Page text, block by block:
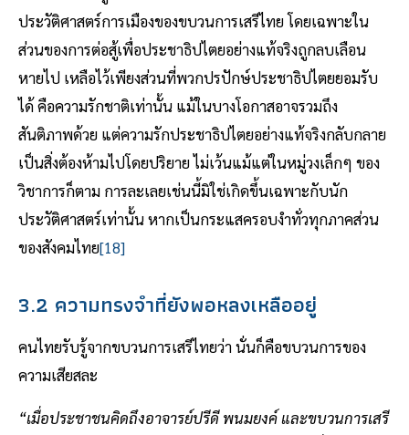
ประวัติศาสตร์การเมืองของขบวนการเสรีไทย โดยเฉพาะใน
ส่วนของการต่อสู้เพื่อประชาธิปไตยอย่างแท้จริงถูกลบเลือน
หายไป เหลือไว้เพียงส่วนที่พวกปรปักษ์ประชาธิปไตยยอมรับ
ได้ คือความรักชาติเท่านั้น แม้ในบางโอกาสอาจรวมถึง
สันติภาพด้วย แต่ความรักประชาธิปไตยอย่างแท้จริงกลับกลาย
เป็นสิ่งต้องห้ามไปโดยปริยาย ไม่เว้นแม้แต่ในหมู่วงเล็กๆ ของ
วิชาการก็ตาม การละเลยเช่นนี้มิใช่เกิดขึ้นเฉพาะกับนัก
ประวัติศาสตร์เท่านั้น หากเป็นกระแสครอบงำทั่วทุกภาคส่วน
ของสังคมไทย[18]
3.2 ความทรงจำที่ยังพอหลงเหลืออยู่
คนไทยรับรู้จากขบวนการเสรีไทยว่า นั่นก็คือขบวนการของ
ความเสียสละ
“เมื่อประชาชนคิดถึงอาจารย์ปรีดี พนมยงค์ และขบวนการเสรี